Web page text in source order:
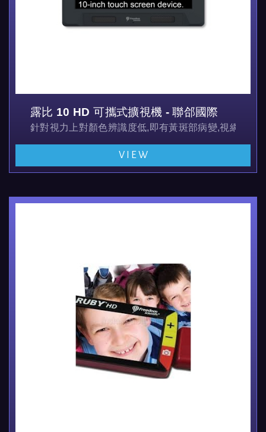
露比 10 HD 可攜式擴視機 - 聯郃國際
針對視力上對顏色辨識度低,即有黃斑部病變,視網膜病
VIEW